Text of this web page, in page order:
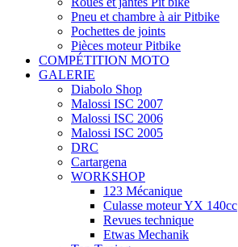
Pneu et chambre à air Pitbike
Pochettes de joints
Pièces moteur Pitbike
COMPÉTITION MOTO
GALERIE
Diabolo Shop
Malossi ISC 2007
Malossi ISC 2006
Malossi ISC 2005
DRC
Cartargena
WORKSHOP
123 Mécanique
Culasse moteur YX 140cc
Revues technique
Etwas Mechanik